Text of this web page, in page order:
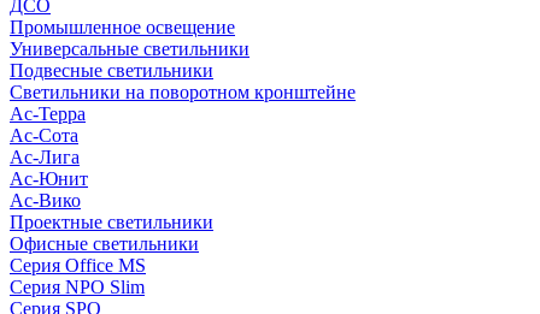
ДСО
Промышленное освещение
Универсальные светильники
Подвесные светильники
Светильники на поворотном кронштейне
Ас-Терра
Ас-Сота
Ас-Лига
Ас-Юнит
Ас-Вико
Проектные светильники
Офисные светильники
Серия Office MS
Серия NPO Slim
Серия SPO